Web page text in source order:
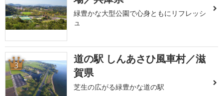
緑豊かな大型公園で心身ともにリフレッシ
ュ
3
道の駅 しんあさひ風車村／滋
賀県
芝生の広がる緑豊かな道の駅